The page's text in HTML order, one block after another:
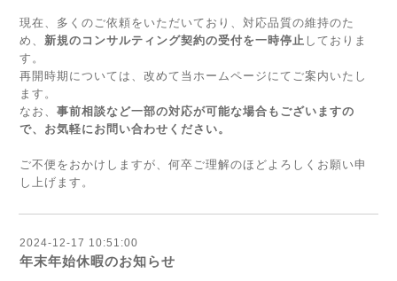
現在、多くのご依頼をいただいており、対応品質の維持のた
め、 新規のコンサルティング契約の受付を一時停止 しておりま
す。
再開時期については、改めて当ホームページにてご案内いたし
ます。
なお、 事前相談など一部の対応が可能な場合もございますの
で、お気軽にお問い合わせください。
ご不便をおかけしますが、何卒ご理解のほどよろしくお願い申
し上げます。
2024-12-17 10:51:00
年末年始休暇のお知らせ